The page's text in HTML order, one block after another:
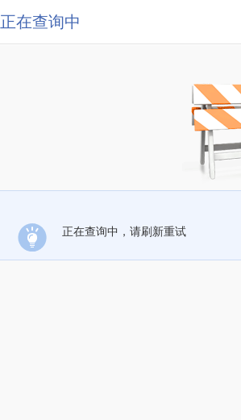
正在查询中
正在查询中，请刷新重试